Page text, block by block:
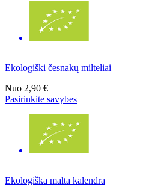
Ekologiški česnakų milteliai
Nuo 2,90 €
Pasirinkite savybes
Ekologiška malta kalendra